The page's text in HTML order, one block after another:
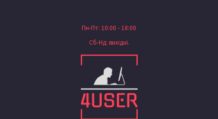
Пн-Пт: 10:00 - 18:00
Сб-Нд: вихідні.